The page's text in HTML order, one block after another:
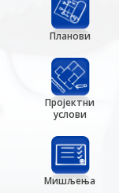
Планови
Пројектни
услови
Мишљења